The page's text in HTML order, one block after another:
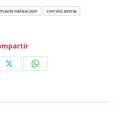
convocatoria
Share
X
Share
WhatsApp